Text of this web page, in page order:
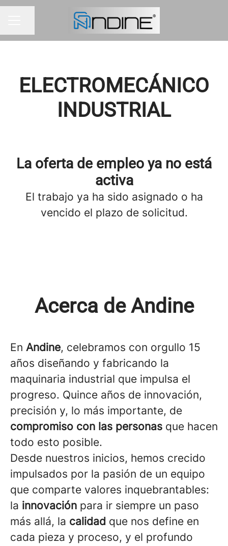
Compartir página
ELECTROMECÁNICO
INDUSTRIAL
La oferta de empleo ya no está
activa
El trabajo ya ha sido asignado o ha
vencido el plazo de solicitud.
Acerca de Andine
En Andine, celebramos con orgullo 15
años diseñando y fabricando la
maquinaria industrial que impulsa el
progreso. Quince años de innovación,
precisión y, lo más importante, de
compromiso con las personas que hacen
todo esto posible.
Desde nuestros inicios, hemos crecido
impulsados por la pasión de un equipo
que comparte valores inquebrantables:
la innovación para ir siempre un paso
más allá, la calidad que nos define en
cada pieza y proceso, y el profundo